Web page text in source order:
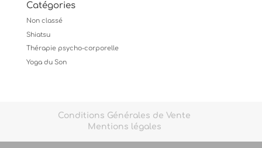
Catégories
Non classé
Shiatsu
Thérapie psycho-corporelle
Yoga du Son
Conditions Générales de Vente
Mentions légales